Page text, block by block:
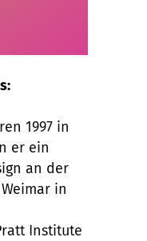
1997 in
er ein
an der
in
Institute